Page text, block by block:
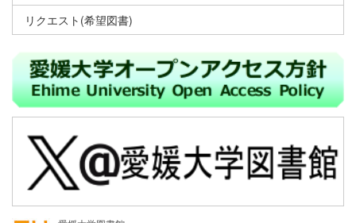
リクエスト(希望図書)